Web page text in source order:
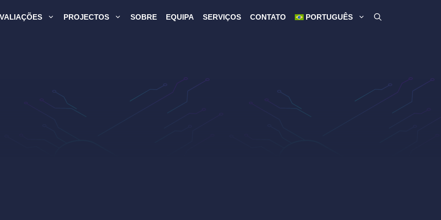
PROJECTOS SOBRE EQUIPA SERVIÇOS CONTATO PORTUGUÊS